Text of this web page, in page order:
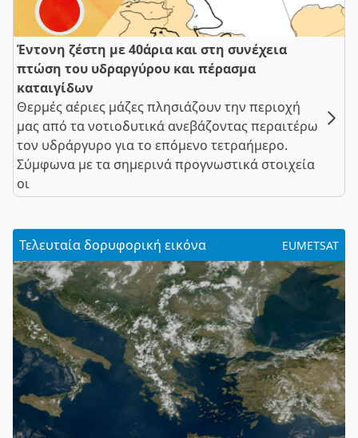
Έντονη ζέστη με 40άρια και στη συνέχεια
πτώση του υδραργύρου και πέρασμα
καταιγίδων
Θερμές αέριες μάζες πλησιάζουν την περιοχή
μας από τα νοτιοδυτικά ανεβάζοντας περαιτέρω
τον υδράργυρο για το επόμενο τετραήμερο.
Σύμφωνα με τα σημερινά προγνωστικά στοιχεία
οι
Τελευταία δορυφορική εικόνα EUMETSAT